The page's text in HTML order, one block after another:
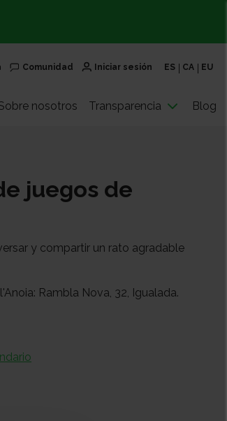
Comunidad Iniciar sesión ES CA EU
nosotros Transparencia Blog
juegos de
y compartir un rato agradable
Rambla Nova, 32, Igualada.